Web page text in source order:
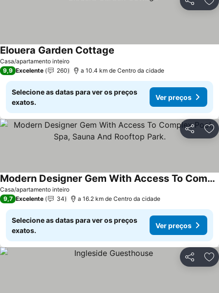
Partilhar
Casa/apartamento inteiro
Elouera Garden Cottage
9,9 Excelente 260 a 10.4 km de Centro da cidade
Selecione as datas para ver os preços
exatos.
Ver preços
Partilhar
Casa/apartamento inteiro
Modern Designer Gem With Access To Complex Pool, Spa, Sauna And Rooftop Park.
9,7 Excelente 34 a 16.2 km de Centro da cidade
Selecione as datas para ver os preços
exatos.
Ver preços
Partilhar